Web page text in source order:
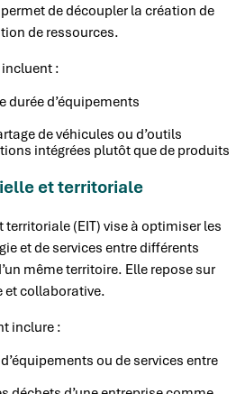
de découpler la création de
de ressources.
:
durée d’équipements
de véhicules ou d’outils
intégrées plutôt que de produits
et territoriale
territoriale (EIT) vise à optimiser les
et de services entre différents
même territoire. Elle repose sur
et collaborative.
inclure :
ou de services entre